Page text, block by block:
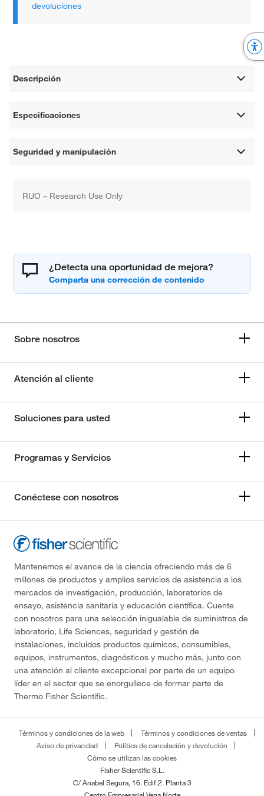
devoluciones
Descripción
Especificaciones
Seguridad y manipulación
RUO – Research Use Only
¿Detecta una oportunidad de mejora?
Sobre nosotros
Atención al cliente
Soluciones para usted
Programas y Servicios
Conéctese con nosotros
Mantenemos el avance de la ciencia ofreciendo más de 6
millones de productos y amplios servicios de asistencia a los
mercados de investigación, producción, laboratorios de
ensayo, asistencia sanitaria y educación científica. Cuente
con nosotros para una selección inigualable de suministros de
laboratorio, Life Sciences, seguridad y gestión de
instalaciones, incluidos productos químicos, consumibles,
equipos, instrumentos, diagnósticos y mucho más, junto con
una atención al cliente excepcional por parte de un equipo
líder en el sector que se enorgullece de formar parte de
Thermo Fisher Scientific.
Términos y condiciones de la web
Términos y condiciones de ventas
Aviso de privacidad
Política de cancelación y devolución
Cómo se utilizan las cookies
Fisher Scientific S.L.
C/ Anabel Segura, 16. Edif.2. Planta 3